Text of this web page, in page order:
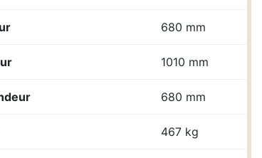
680 mm
1010 mm
680 mm
467 kg